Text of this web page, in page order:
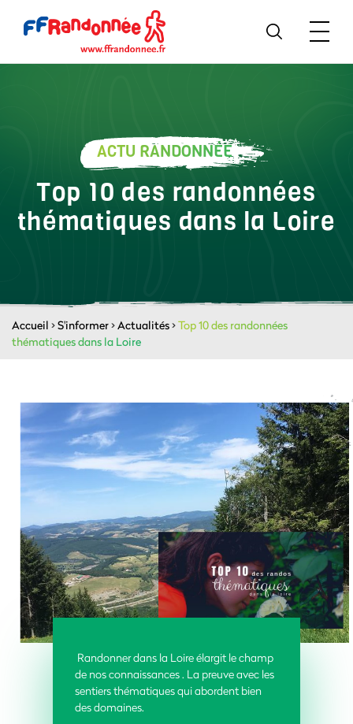
ACTU RANDONNÉE
Top 10 des randonnées
thématiques dans la Loire
Accueil >S'informer>Actualités>Top 10 des randonnées
thématiques dans la Loire
Randonner dans la Loire élargit le champ
de nos connaissances . La preuve avec les
sentiers thématiques qui abordent bien
des domaines.